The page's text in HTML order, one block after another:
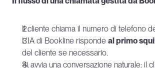
Il cliente chiama il numero di telefono
L'IA di Bookline risponde al primo
del cliente se necessario.
Si avvia una conversazione naturale: il